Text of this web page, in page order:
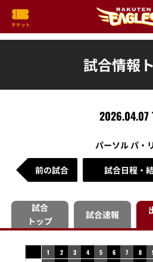
試合情報
2026.04.07
パーソル パ・
前の試合 試合日程・
試合
トップ
試合速報
1 2 3 4 5 6 7 8